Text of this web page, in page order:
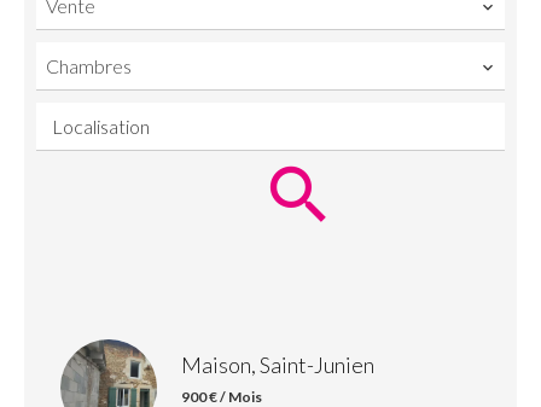
Vente
Chambres
Localisation
Maison, Saint-Junien
900 € / Mois